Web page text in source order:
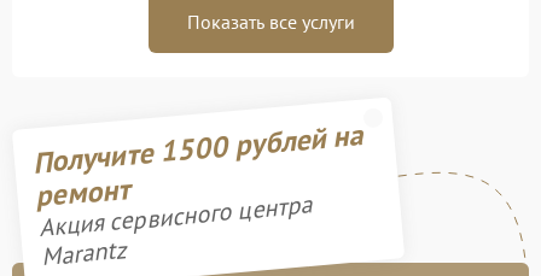
Показать все услуги
Получите 1500 рублей на
ремонт
Акция сервисного центра
Marantz